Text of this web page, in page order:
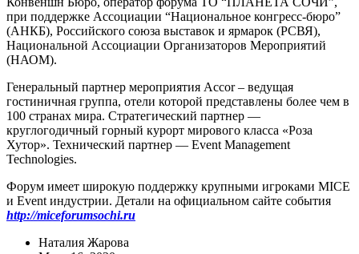
при поддержке Ассоциации “Национальное конгресс-бюро”
(АНКБ), Российского союза выставок и ярмарок (РСВЯ),
Национальной Ассоциации Организаторов Мероприятий
(НАОМ).
Генеральный партнер мероприятия Aсcor – ведущая
гостиничная группа, отели которой представлены более чем в
100 странах мира. Стратегический партнер —
круглогодичный горный курорт мирового класса «Роза
Хутор». Технический партнер — Event Management
Technologies.
Форум имеет широкую поддержку крупными игроками MICE
и Event индустрии. Детали на официальном сайте события
http://miceforumsochi.ru
Наталия Жарова